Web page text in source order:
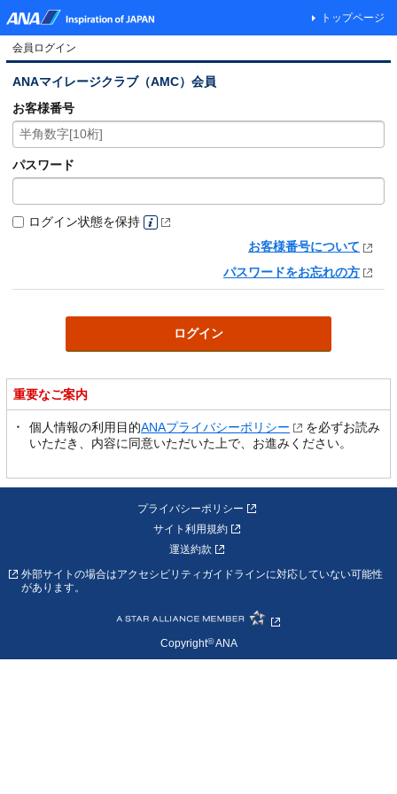
トップページ
会員ログイン
ANAマイレージクラブ（AMC）会員
お客様番号
パスワード
ログイン状態を保持
お客様番号について
パスワードをお忘れの方
重要なご案内
個人情報の利用目的ANAプライバシーポリシー
を必ずお読み
いただき、内容に同意いただいた上で、お進みください。
プライバシーポリシー
サイト利用規約
運送約款
外部サイトの場合はアクセシビリティガイドラインに対応していない可能性
があります。
Copyright© ANA